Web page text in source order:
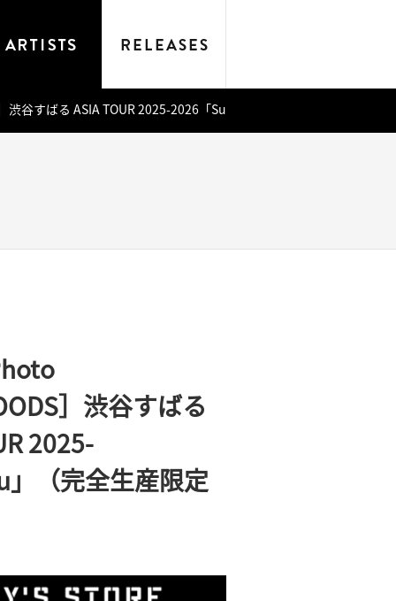
渋谷すばる ASIA TOUR 2025-2026「Su」（完全生産限定盤）
］渋谷すばる
2025-
」（完全生産限定